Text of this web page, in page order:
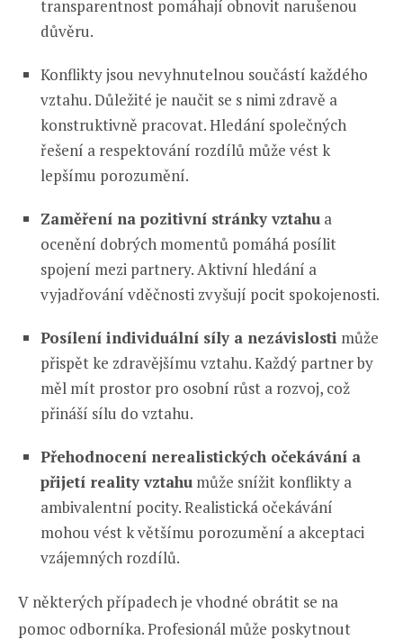
transparentnost pomáhají obnovit narušenou
důvěru.
Konflikty jsou nevyhnutelnou součástí každého
vztahu. Důležité je naučit se s nimi zdravě a
konstruktivně pracovat. Hledání společných
řešení a respektování rozdílů může vést k
lepšímu porozumění.
Zaměření na pozitivní stránky vztahu a
ocenění dobrých momentů pomáhá posílit
spojení mezi partnery. Aktivní hledání a
vyjadřování vděčnosti zvyšují pocit spokojenosti.
Posílení individuální síly a nezávislosti může
přispět ke zdravějšímu vztahu. Každý partner by
měl mít prostor pro osobní růst a rozvoj, což
přináší sílu do vztahu.
Přehodnocení nerealistických očekávání a
přijetí reality vztahu může snížit konflikty a
ambivalentní pocity. Realistická očekávání
mohou vést k většímu porozumění a akceptaci
vzájemných rozdílů.
V některých případech je vhodné obrátit se na
pomoc odborníka. Profesionál může poskytnout